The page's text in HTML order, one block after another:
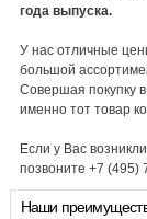
года выпуска.
У нас отличные
большой
Совершая покупку
именно тот товар
Если у Вас
позвоните +7
Наши